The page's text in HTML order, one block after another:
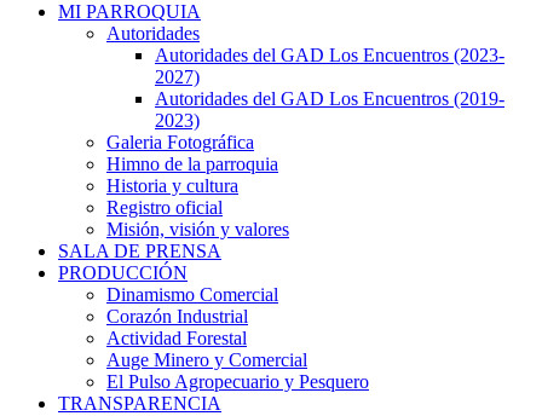
MI PARROQUIA
Autoridades
Autoridades del GAD Los Encuentros (2023-
2027)
Autoridades del GAD Los Encuentros (2019-
2023)
Galeria Fotográfica
Himno de la parroquia
Historia y cultura
Registro oficial
Misión, visión y valores
SALA DE PRENSA
PRODUCCIÓN
Dinamismo Comercial
Corazón Industrial
Actividad Forestal
Auge Minero y Comercial
El Pulso Agropecuario y Pesquero
TRANSPARENCIA